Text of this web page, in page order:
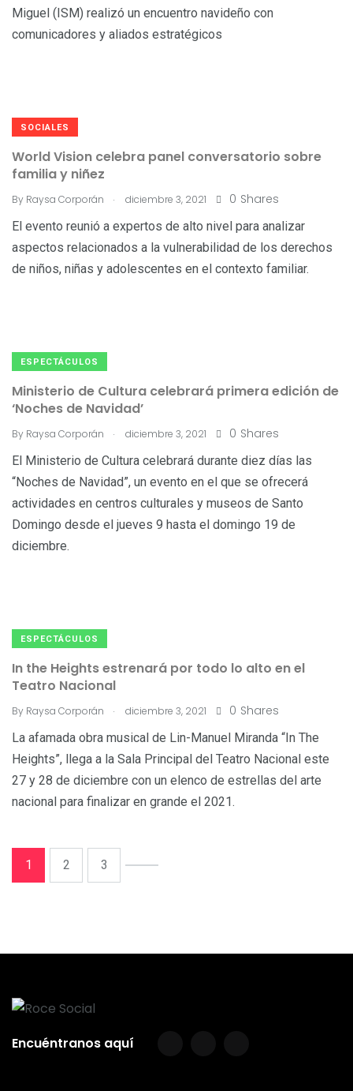
Miguel (ISM) realizó un encuentro navideño con
comunicadores y aliados estratégicos
SOCIALES
World Vision celebra panel conversatorio sobre
familia y niñez
By Raysa Corporán . diciembre 3, 2021 Shares
0
El evento reunió a expertos de alto nivel para analizar
aspectos relacionados a la vulnerabilidad de los derechos
de niños, niñas y adolescentes en el contexto familiar.
ESPECTÁCULOS
Ministerio de Cultura celebrará primera edición de
‘Noches de Navidad’
By Raysa Corporán . diciembre 3, 2021 Shares
0
El Ministerio de Cultura celebrará durante diez días las
“Noches de Navidad”, un evento en el que se ofrecerá
actividades en centros culturales y museos de Santo
Domingo desde el jueves 9 hasta el domingo 19 de
diciembre.
ESPECTÁCULOS
In the Heights estrenará por todo lo alto en el
Teatro Nacional
By Raysa Corporán . diciembre 3, 2021 Shares
0
La afamada obra musical de Lin-Manuel Miranda “In The
Heights”, llega a la Sala Principal del Teatro Nacional este
27 y 28 de diciembre con un elenco de estrellas del arte
nacional para finalizar en grande el 2021.
1 2 3
Encuéntranos aquí